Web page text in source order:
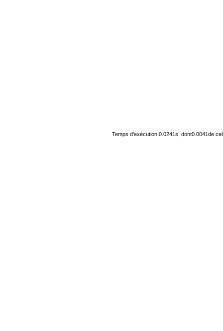
Temps d'exécution:0.0241s, dont0.0041de